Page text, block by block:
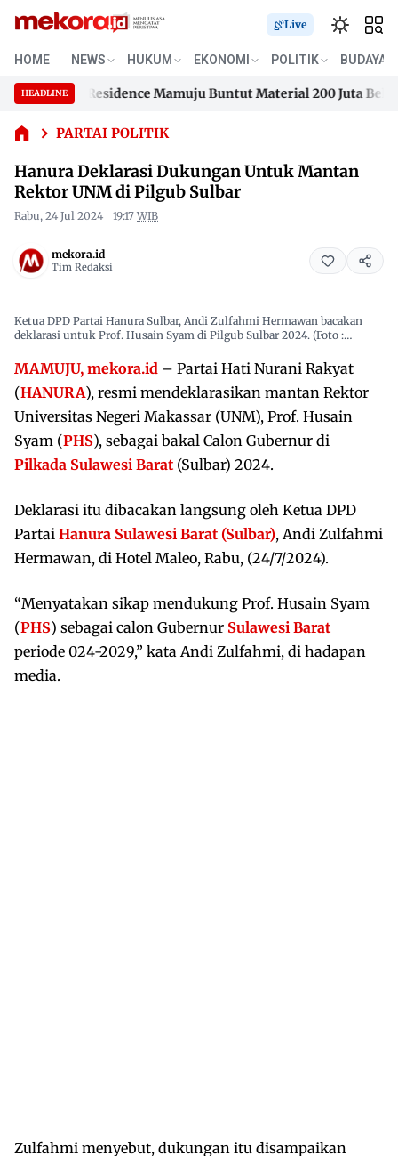
Live
HOME NEWS HUKUM EKONOMI POLITIK BUDAYA
HEADLINEResidence Mamuju Buntut Material 200 Juta Belum
Residence Mamuju Buntut Material 200 Juta Belum
PARTAI POLITIK
Hanura
Dukungan
Mantan
UNM di
Pilgub
Hanura Deklarasi Dukungan Untuk Mantan
Rektor UNM di Pilgub Sulbar
Rabu, 24 Jul 2024 19:17 WIB
mekora.id
Tim Redaksi
Ketua DPD Partai Hanura Sulbar, Andi Zulfahmi Hermawan bacakan
deklarasi untuk Prof. Husain Syam di Pilgub Sulbar 2024. (Foto :
MAMUJU, mekora.id – Partai Hati Nurani Rakyat
(HANURA), resmi mendeklarasikan mantan Rektor
Universitas Negeri Makassar (UNM), Prof. Husain
Syam (PHS), sebagai bakal Calon Gubernur di
Pilkada Sulawesi Barat (Sulbar) 2024.
Deklarasi itu dibacakan langsung oleh Ketua DPD
Partai Hanura Sulawesi Barat (Sulbar), Andi Zulfahmi
Hermawan, di Hotel Maleo, Rabu, (24/7/2024).
“Menyatakan sikap mendukung Prof. Husain Syam
(PHS) sebagai calon Gubernur Sulawesi Barat
periode 024-2029,” kata Andi Zulfahmi, di hadapan
media.
Zulfahmi menyebut, dukungan itu disampaikan